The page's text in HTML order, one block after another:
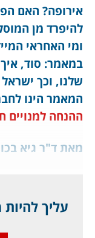
אירופה? האם
להיפרד מן
ומי האחראי
במאמר: סוד,
שלנו, וכך
המאמר הינו
ההנחה למנויים
מאת ד"ר גיא
זעם גדול
עליך